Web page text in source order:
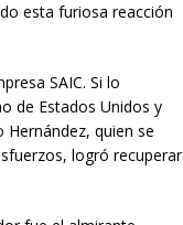
esta furiosa reacción
SAIC. Si lo
de Estados Unidos y
Hernández, quien se
logró recuperar